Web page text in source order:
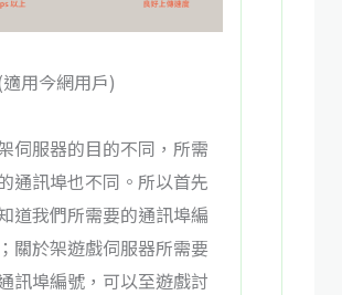
用今網用戶)
伺服器的目的不同，所需
通訊埠也不同。所以首先
道我們所需要的通訊埠編
關於架遊戲伺服器所需要
訊埠編號，可以至遊戲討